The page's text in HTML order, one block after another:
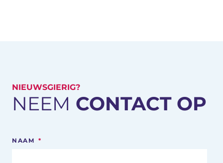
NEEM CONTACT OP
NIEUWSGIERIG?
NAAM *